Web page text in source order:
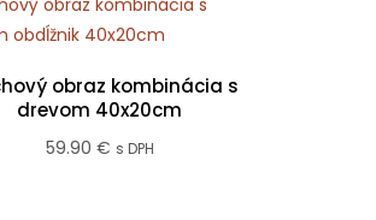
obraz kombinácia s
drevom 40x20cm
59.90 € s DPH